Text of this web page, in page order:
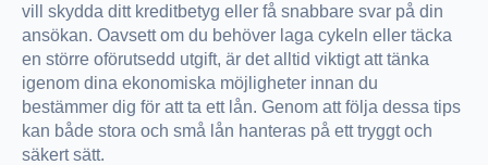
vill skydda ditt kreditbetyg eller få snabbare svar på din
ansökan. Oavsett om du behöver laga cykeln eller täcka
en större oförutsedd utgift, är det alltid viktigt att tänka
igenom dina ekonomiska möjligheter innan du
bestämmer dig för att ta ett lån. Genom att följa dessa tips
kan både stora och små lån hanteras på ett tryggt och
säkert sätt.